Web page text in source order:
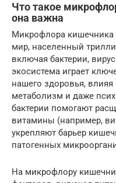
Что такое
она важна
Микрофлора
мир, населенный
включая бактерии,
экосистема играет
нашего здоровья,
метаболизм и даже
бактерии помогают
витамины (например,
укрепляют барьер
патогенных
На микрофлору